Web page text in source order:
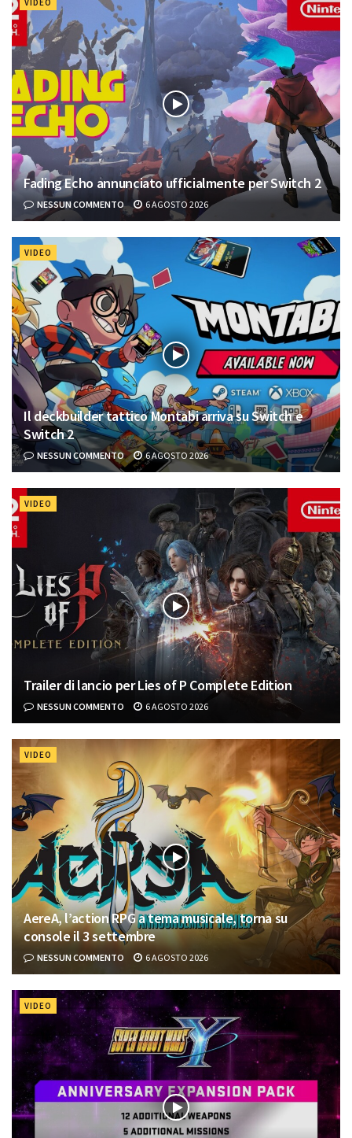
Fading Echo annunciato ufficialmente per Switch 2
NESSUN COMMENTO 6 AGOSTO 2026
VIDEO
Il deckbuilder tattico Montabi arriva su Switch e
Switch 2
NESSUN COMMENTO 6 AGOSTO 2026
VIDEO
Trailer di lancio per Lies of P Complete Edition
NESSUN COMMENTO 6 AGOSTO 2026
VIDEO
AereA, l’action RPG a tema musicale, torna su
console il 3 settembre
NESSUN COMMENTO 6 AGOSTO 2026
VIDEO